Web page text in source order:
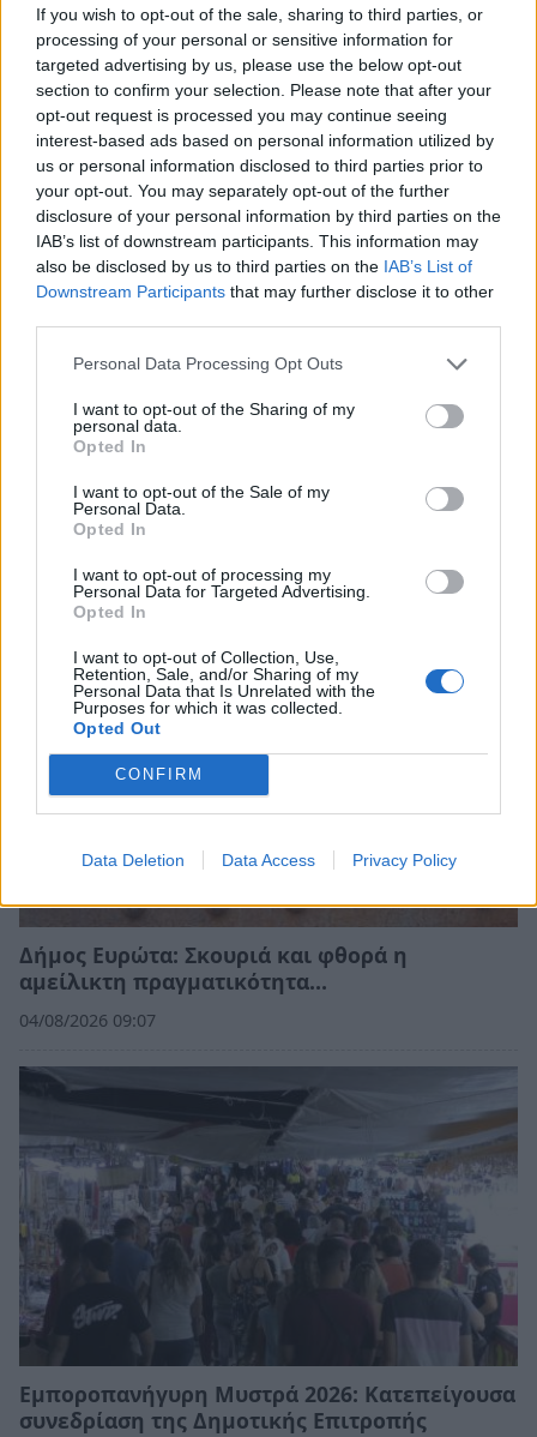
If you wish to opt-out of the sale, sharing to third parties, or
processing of your personal or sensitive information for
targeted advertising by us, please use the below opt-out
section to confirm your selection. Please note that after your
opt-out request is processed you may continue seeing
interest-based ads based on personal information utilized by
us or personal information disclosed to third parties prior to
your opt-out. You may separately opt-out of the further
disclosure of your personal information by third parties on the
IAB’s list of downstream participants. This information may
also be disclosed by us to third parties on the IAB’s List of
Downstream Participants that may further disclose it to other
Personal Data Processing Opt Outs
I want to opt-out of the Sharing of my
personal data.
Opted In
I want to opt-out of the Sale of my
Personal Data.
Opted In
I want to opt-out of processing my
Personal Data for Targeted Advertising.
Opted In
I want to opt-out of Collection, Use,
Retention, Sale, and/or Sharing of my
Personal Data that Is Unrelated with the
Purposes for which it was collected.
Opted Out
CONFIRM
Data Deletion Data Access Privacy Policy
Ανδρεάκος: «Δεν με ενδιαφέρει το πολιτικό
κόστος αλλά να υπάρχει νερό σήμερα, αύριο
και στο μέλλον»
08/08/2026 08:38
Λακωνία: Ο Δημήτρης Μανιατάκος ακούει
αλλά δεν μιλάει – Θα είναι υποψήφιος
δήμαρχος Ευρώτα;
06/08/2026 13:10
Δήμος Ευρώτα: Σκουριά και φθορά η
αμείλικτη πραγματικότητα…
04/08/2026 09:07
Εμποροπανήγυρη Μυστρά 2026: Κατεπείγουσα
συνεδρίαση της Δημοτικής Επιτροπής